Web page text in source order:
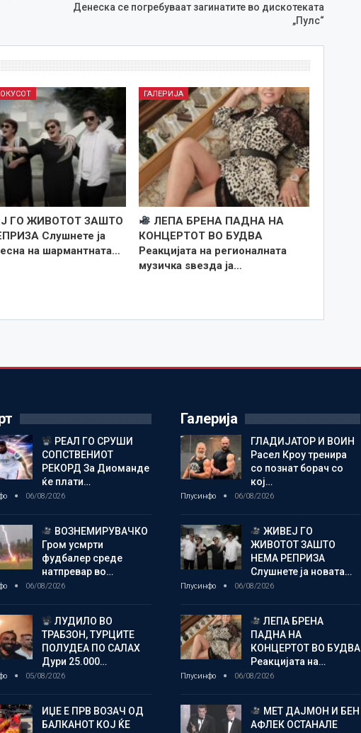
Денеска се погребуваат загинатите во дискотеката
„Пулс“
ГО ЖИВОТОТ ЗАШТО
Слушнете ја
на шармантната…
ГАЛЕРИЈА
ЛЕПА БРЕНА ПАДНА НА
КОНЦЕРТОТ ВО БУДВА
Реакцијата на регионалната
музичка ѕвезда ја…
РЕАЛ ГО СРУШИ
СОПСТВЕНИОТ
РЕКОРД За Диоманде
ќе плати…
06/08/2026
ВОЗНЕМИРУВАЧКО
Гром усмрти
фудбалер среде
натпревар во…
06/08/2026
ЛУДИЛО ВО
ТРАБЗОН, ТУРЦИТЕ
ПОЛУДЕА ПО САЛАХ
Дури 25.000…
05/08/2026
ИЏЕ Е ПРВ ВОЗАЧ ОД
БАЛКАНОТ КОЈ ЌЕ
Галерија
ГЛАДИЈАТОР И ВОИН
Расел Кроу тренира
со познат борач со
кој…
Плусинфо 06/08/2026
ЖИВЕЈ ГО
ЖИВОТОТ ЗАШТО
НЕМА РЕПРИЗА
Слушнете ја новата…
Плусинфо 06/08/2026
ЛЕПА БРЕНА
ПАДНА НА
КОНЦЕРТОТ ВО БУДВА
Реакцијата на…
Плусинфо 06/08/2026
МЕТ ДАЈМОН И БЕН
АФЛЕК ОСТАНАЛЕ